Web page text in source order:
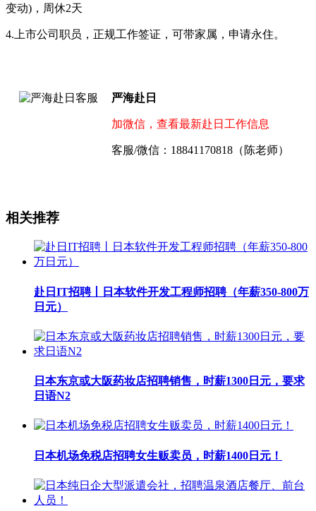
变动)，周休2天
4.上市公司职员，正规工作签证，可带家属，申请永住。
严海赴日
加微信，查看最新赴日工作信息
客服/微信：18841170818（陈老师）
相关推荐
赴日IT招聘丨日本软件开发工程师招聘（年薪350-800万
日元）
日本东京或大阪药妆店招聘销售，时薪1300日元，要求
日语N2
日本机场免税店招聘女生贩卖员，时薪1400日元！